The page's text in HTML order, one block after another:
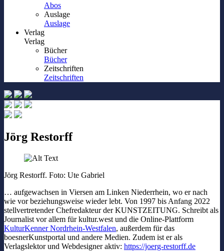
Abos
Auslage
Auslage
Verlag
Verlag
Bücher
Bücher
Zeitschriften
Zeitschriften
Jörg Restorff
Jörg Restorff. Foto: Ute Gabriel
… aufgewachsen in Viersen am Linken Niederrhein, wo er nach
wie vor beziehungsweise wieder lebt. Von 1997 bis Anfang 2022
stellvertretender Chefredakteur der KUNSTZEITUNG. Schreibt als
Journalist vor allem für kultur.west und die Online-Plattform
KulturKenner Nordrhein-Westfalen, außerdem für das
boesnerKunstportal und andere Medien. Zudem ist er als
Verlagslektor und Webdesigner aktiv: https://joerg-restorff.de